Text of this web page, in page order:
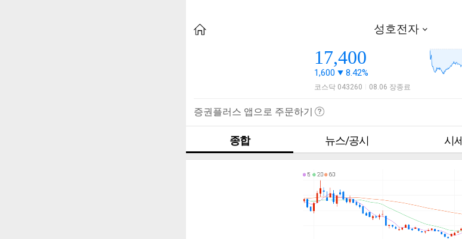
성호전자
17,400
1,600 8.42%
코스닥 043260 08.06 장종료
증권플러스 앱으로 주문하기
종합 뉴스/공시 시